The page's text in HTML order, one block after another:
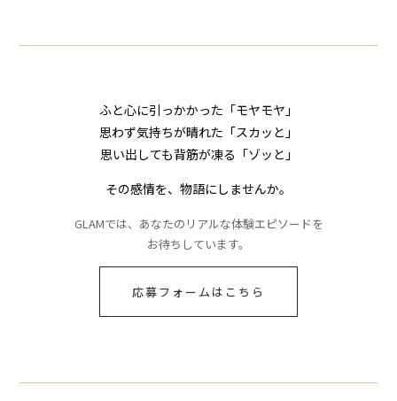
ふと心に引っかかった「モヤモヤ」
思わず気持ちが晴れた「スカッと」
思い出しても背筋が凍る「ゾッと」
その感情を、物語にしませんか。
GLAMでは、あなたのリアルな体験エピソードを
お待ちしています。
応募フォームはこちら